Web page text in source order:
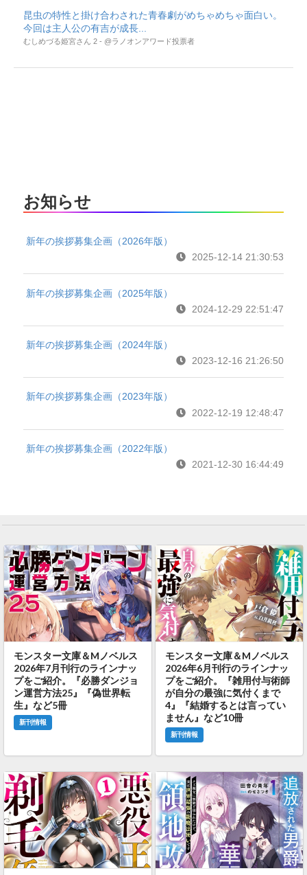
昆虫の特性と掛け合わされた青春劇がめちゃめちゃ面白い。
今回は主人公の有吉が成長...
むしめづる姫宮さん 2 - @ラノオンアワード投票者
お知らせ
新年の挨拶募集企画（2026年版）
2025-12-14 21:30:53
新年の挨拶募集企画（2025年版）
2024-12-29 22:51:47
新年の挨拶募集企画（2024年版）
2023-12-16 21:26:50
新年の挨拶募集企画（2023年版）
2022-12-19 12:48:47
新年の挨拶募集企画（2022年版）
2021-12-30 16:44:49
モンスター文庫＆Mノベルス
2026年7月刊行のラインナッ
プをご紹介。『必勝ダンジョ
ン運営方法25』『偽世界転
生』など5冊
新刊情報
モンスター文庫＆Mノベルス
2026年6月刊行のラインナッ
プをご紹介。『雑用付与術師
が自分の最強に気付くまで
4』『結婚するとは言ってい
ません』など10冊
新刊情報